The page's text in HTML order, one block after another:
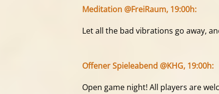
Meditation @FreiRaum, 19:00h:
Let all the bad vibrations go away,
Offener Spieleabend @KHG, 19:00h:
Open game night! All players are